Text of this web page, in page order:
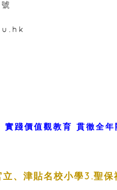
實踐價值觀教育 貫徹全年
、津貼名校小學3.聖保